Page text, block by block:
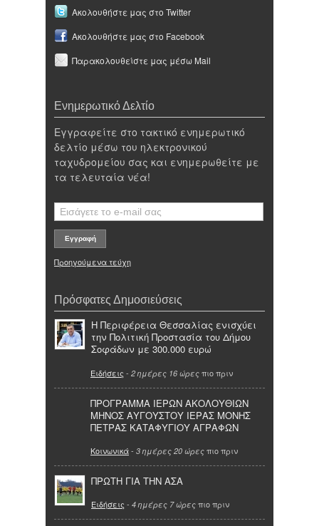
Ακολουθήστε μας στο Twitter
Ακολουθήστε μας στο Facebook
Παρακολουθείστε μας μέσω Mail
Ενημερωτικό Δελτίο
Εγγραφείτε στο τακτικό ενημερωτικό
δελτίο μέσω του ηλεκτρονικού
ταχυδρομείου σας και ενημερωθείτε με
τα τελευταία νέα!
Προηγούμενα τεύχη
Πρόσφατες Δημοσιεύσεις
Η Περιφέρεια Θεσσαλίας ενισχύει
την Πολιτική Προστασία του Δήμου
Σοφάδων με 300.000 ευρώ
Ειδήσεις - 2 ημέρες 16 ώρες πιο πριν
ΠΡΟΓΡΑΜΜΑ ΙΕΡΩΝ ΑΚΟΛΟΥΘΙΩΝ
ΜΗΝΟΣ ΑΥΓΟΥΣΤΟΥ ΙΕΡΑΣ ΜΟΝΗΣ
ΠΕΤΡΑΣ ΚΑΤΑΦΥΓΙΟΥ ΑΓΡΑΦΩΝ
Κοινωνικά- 3 ημέρες 20 ώρες πιο πριν
ΠΡΩΤΗ ΓΙΑ ΤΗΝ ΑΣΑ
Ειδήσεις - 4 ημέρες 7 ώρες πιο πριν